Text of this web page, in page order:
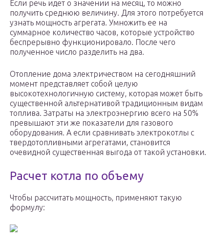
Если речь идет о значении на месяц, то можно
получить среднюю величину. Для этого потребуется
узнать мощность агрегата. Умножить ее на
суммарное количество часов, которые устройство
беспрерывно функционировало. После чего
полученное число разделить на два.
Отопление дома электричеством на сегодняшний
момент представляет собой целую
высокотехнологичную систему, которая может быть
существенной альтернативой традиционным видам
топлива. Затраты на электроэнергию всего на 50%
превышают эти же показатели для газового
оборудования. А если сравнивать электрокотлы с
твердотопливными агрегатами, становится
очевидной существенная выгода от такой установки.
Расчет котла по объему
Чтобы рассчитать мощность, применяют такую
формулу: